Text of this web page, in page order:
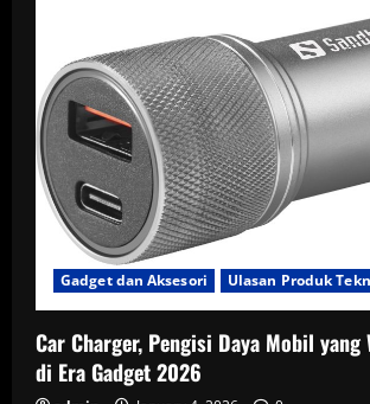
Gadget dan Aksesori Ulasan Produk
Car Charger, Pengisi Daya Mobil
di Era Gadget 2026